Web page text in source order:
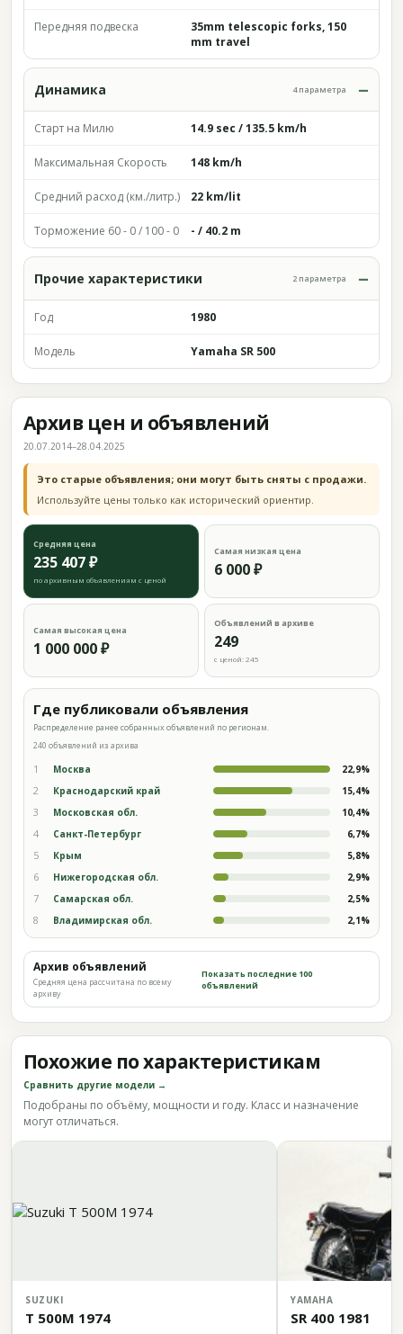
Передняя подвеска
35mm telescopic forks, 150
mm travel
Динамика 4 параметра
Старт на Милю 14.9 sec / 135.5 km/h
Максимальная Скорость 148 km/h
Средний расход (км./литр.) 22 km/lit
Торможение 60 - 0 / 100 - 0 - / 40.2 m
Прочие характеристики 2 параметра
Год 1980
Модель Yamaha SR 500
Архив цен и объявлений
20.07.2014–28.04.2025
Это старые объявления; они могут быть сняты с продажи.
Используйте цены только как исторический ориентир.
Средняя цена
235 407 ₽
по архивным объявлениям с ценой
Самая низкая цена
6 000 ₽
Самая высокая цена
1 000 000 ₽
Объявлений в архиве
249
с ценой: 245
Где публиковали объявления
Распределение ранее собранных объявлений по регионам.
240 объявлений из архива
1 Москва 22,9%
2 Краснодарский край 15,4%
3 Московская обл. 10,4%
4 Санкт-Петербург 6,7%
5 Крым 5,8%
6 Нижегородская обл. 2,9%
7 Самарская обл. 2,5%
8 Владимирская обл. 2,1%
Архив объявлений
Средняя цена рассчитана по всему
архиву
Показать последние 100
объявлений
Похожие по характеристикам
Сравнить другие модели →
Подобраны по объёму, мощности и году. Класс и назначение
могут отличаться.
SUZUKI
T 500M 1974
YAMAHA
SR 400 1981